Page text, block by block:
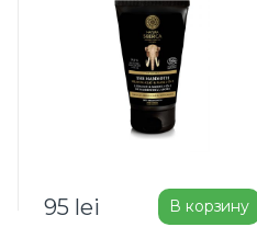
95 lei В корзину